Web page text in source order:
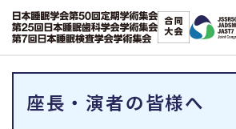
座長・演者の皆様へ